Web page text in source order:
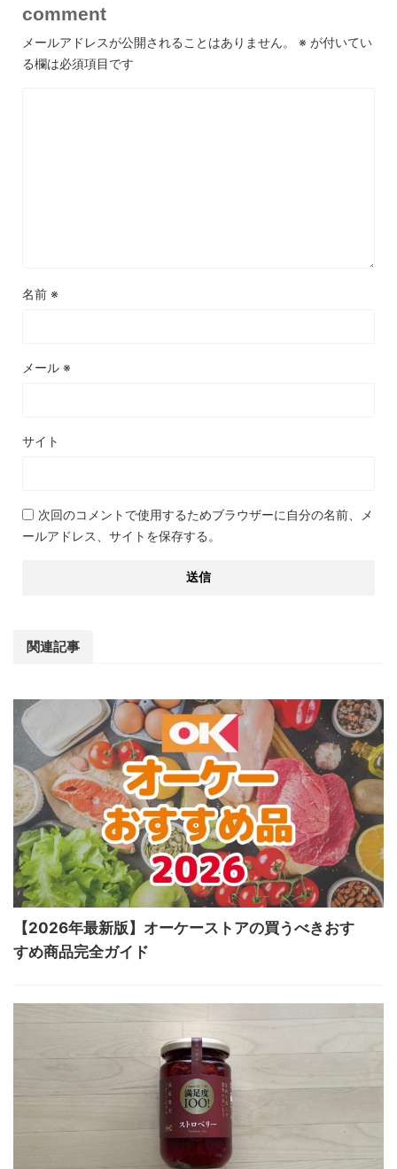
comment
メールアドレスが公開されることはありません。 ※ が付いてい
る欄は必須項目です
名前 ※
メール ※
サイト
次回のコメントで使用するためブラウザーに自分の名前、メ
ールアドレス、サイトを保存する。
関連記事
【2026年最新版】オーケーストアの買うべきおす
すめ商品完全ガイド